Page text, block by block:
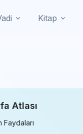
Kitap
Atlası
Faydaları